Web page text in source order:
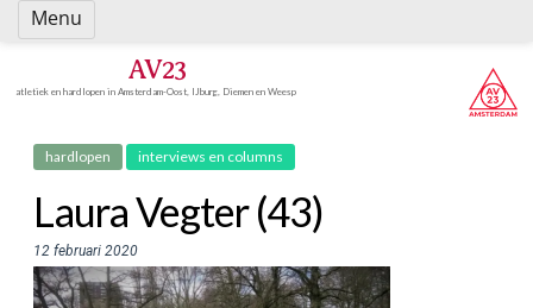
Spring
naar
AV23
atletiek en hardlopen in Amsterdam-Oost, IJburg, Diemen en Weesp
hardlopen interviews en columns
Laura Vegter (43)
12 februari 2020
Menu